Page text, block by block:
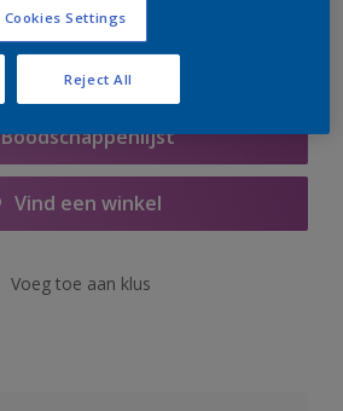
Boodschappenlijst
Vind een winkel
Voeg toe aan klus
Cookies Settings
Reject All